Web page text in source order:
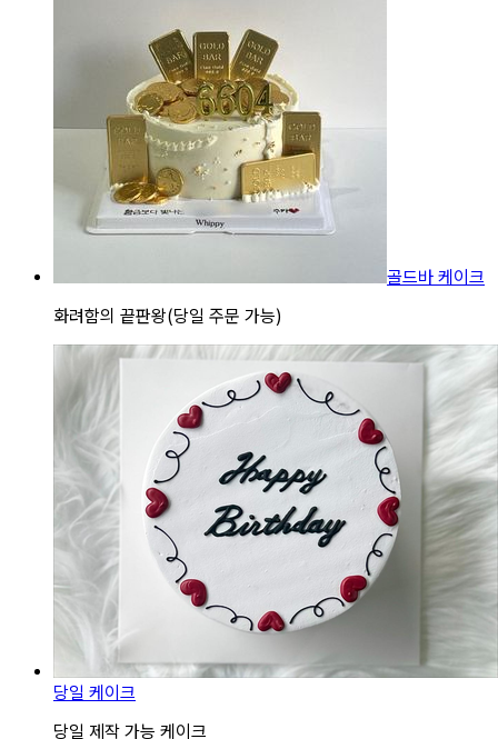
골드바 케이크
화려함의 끝판왕(당일 주문 가능)
당일 케이크
당일 제작 가능 케이크